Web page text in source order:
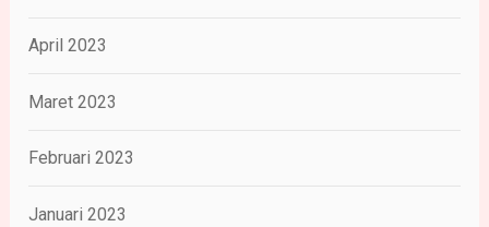
April 2023
Maret 2023
Februari 2023
Januari 2023